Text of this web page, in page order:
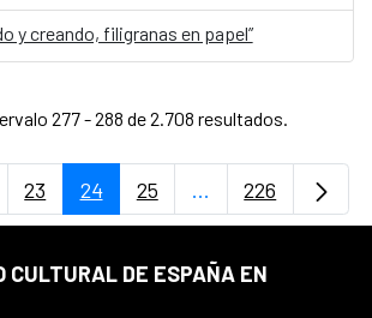
y creando, filigranas en papel”
277 - 288 de 2.708 resultados.
intermedias Use TAB para
Página
23 Página
24 Página
25 ...PáginasPágina
226
CULTURAL DE ESPAÑA EN